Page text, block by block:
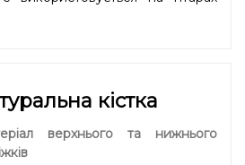
кістка
верхнього та нижнього